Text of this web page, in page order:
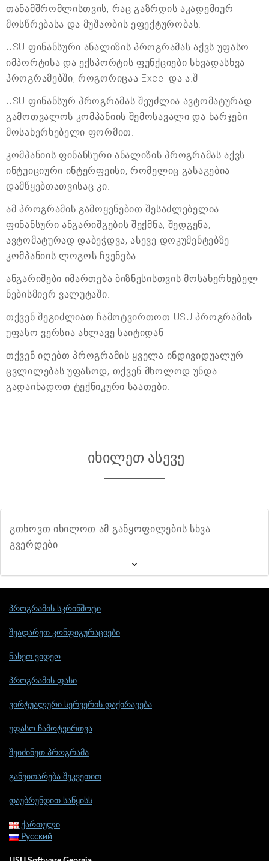
თანამშრომლისთვის, რაც გაზრდის აკადემიურ
მოსწრებასა და მუშაობის ეფექტურობას.
USU ფინანსური ანალიზის პროგრამას აქვს უფასო
იმპორტისა და ექსპორტის ფუნქციები სხვადასხვა
პროგრამებში, როგორიცაა Excel და ა.შ.
USU ფინანსურ პროგრამას შეუძლია ავტომატურად
გამოთვალოს კომპანიის შემოსავალი და ხარჯები
მოსახერხებელი ფორმით.
კომპანიის ფინანსური ანალიზის პროგრამას აქვს
ინტუიციური ინტერფეისი, რომელიც გასაგებია
დამწყებთათვისაც კი.
ამ პროგრამის გამოყენებით შესაძლებელია
ფინანსური ანგარიშგების შექმნა, შედგენა,
ავტომატურად დაბეჭდვა, ასევე დოკუმენტებზე
კომპანიის ლოგოს ჩვენება.
ანგარიშები იმართება ბიზნესისთვის მოსახერხებელ
ნებისმიერ ვალუტაში.
თქვენ შეგიძლიათ ჩამოტვირთოთ USU პროგრამის
უფასო ვერსია ახლავე საიტიდან.
თქვენ იღებთ პროგრამის ყველა ინდივიდუალურ
ცვლილებას უფასოდ, თქვენ მხოლოდ უნდა
გადაიხადოთ ტექნიკური საათები.
იხილეთ ასევე
გთხოვთ იხილოთ ამ განყოფილების სხვა
გვერდები.
პროგრამის სკრინშოტი
შეადარეთ კონფიგურაციები
ნახეთ ვიდეო
პროგრამის ფასი
ვირტუალური სერვერის დაქირავება
უფასო ჩამოტვირთვა
შეიძინეთ პროგრამა
განვითარება შეკვეთით
დაუბრუნდით საწყისს
ქართული
Русский